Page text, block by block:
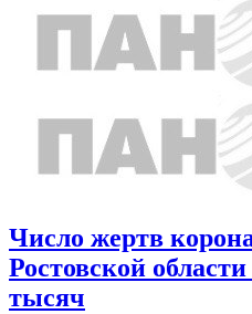
Число жертв
Ростовской
тысяч